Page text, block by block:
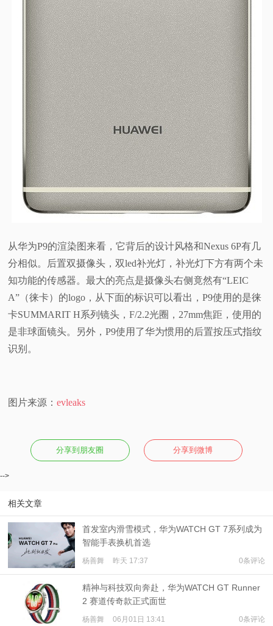
从华为P9的渲染图来看，它背后的设计风格和Nexus 6P有几
分相似。后置双摄像头，双led补光灯，补光灯下方有两个未
知功能的传感器。最大的亮点是摄像头右侧竟然有“LEIC
A”（徕卡）的logo，从下面的标识可以看出，P9使用的是徕
卡SUMMARIT H系列镜头，F/2.2光圈，27mm焦距，使用的
是非球面镜头。另外，P9使用了华为惯用的后置按压式指纹
识别。
图片来源：evleaks
分享到朋友圈 分享到微博
-->
相关文章
首发室内滑雪模式，华为WATCH GT 7系列成为
智能手表换机首选
杨善舞 昨天 17:37 0条评论
精神与科技双向奔赴，华为WATCH GT Runner
2 赛道传奇款正式面世
杨善舞 06月01日 13:41 0条评论